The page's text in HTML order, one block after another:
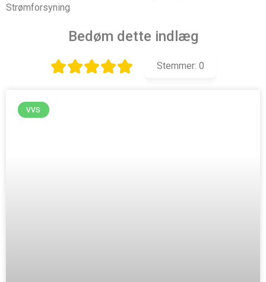
Strømforsyning
Bedøm dette indlæg
Stemmer: 0
VVS